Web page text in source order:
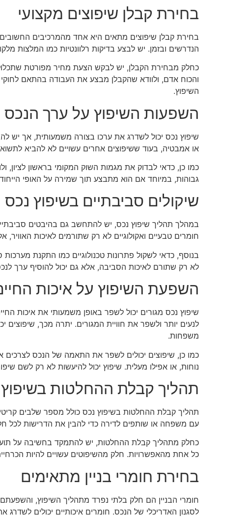
בחירת קבלן שיפוצים מקצועי
בחירת קבלן שיפוצים מתאים היא אחד מהמרכיבים
הנדרשים ובזמן. יש לבצע בדיקות רלוונטיות כמו המלצות
כחלק מבחירת הקבלן, יש לבקש הצעת מחיר מפורטת שתכלול
והכוח אדם, ולוודא שהקבלן מבצע את העבודה בהתאם לחוקי
השיפוץ.
השפעות השיפוץ על ערך הנכס
שיפוץ נכס יכול לשדרג את ערכו בצורה משמעותית, אך יש
או אמבטיה, בעוד ששיפוצים אחרים עשויים לא להביא
כמו כן, כדאי לבדוק את מגמות השוק המקומי בראשון לציון,
גבוהות, במיוחד אם הוא מתבצע תוך שמירה על האופי
שיקולים סביבתיים בשיפוץ נכס
במהלך תהליך שיפוץ נכס, יש להתחשב גם בהיבטים
חומרים טבעיים ואקולוגיים לא רק שתורמים לאיכות האוויר,
בנוסף, כדאי לשקול פתרונות טכנולוגיים כמו התקנת
לא רק שתורם לאיכות הסביבה, אלא גם יכול להוסיף ערך
השפעת השיפוץ על איכות
שיפוץ נכס מגורים יכול לשפר באופן משמעותי את איכות
לנעים יותר ולשפר את חוויית המגורים. יתרה מכך,
משפחות.
כמו כן, שיפוצים יכולים לשפר את התאמה של הנכס לצרכים
נוחות, או אפילו מעלית. שיפוץ יכול להיעשות לא רק לשם
תהליך קבלת ההחלטות בשיפוץ
תהליך קבלת ההחלטות בשיפוץ נכס כולל מספר שלבים
עם משפחה או שותפים לדירה כדי להבין את הדרישות לכל
כחלק מתהליך קבלת ההחלטות, יש להתמקד בחשיבה על
כל אחת מהאפשרויות. חלק מהשיפוטים עשויים להיות
בחירת חומרי בניין מתאימים
חומרי הבניין הם חלק בלתי נפרד מתהליך השיפוץ,
לסגנון האדריכלי של הנכס. חומרים איכותיים יכולים לשדרג